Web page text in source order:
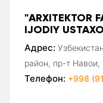
"ARXITEKTOR
IJODIY
Адрес:
район, пр-т Навои,
Телефон: +998